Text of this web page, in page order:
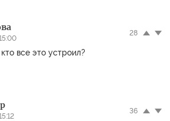
28
все это устроил?
36